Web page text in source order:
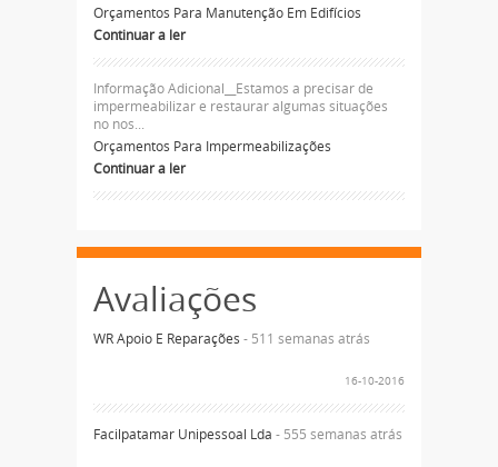
Orçamentos Para Manutenção Em Edifícios
Continuar a ler
Informação Adicional__Estamos a precisar de
impermeabilizar e restaurar algumas situações
no nos...
Orçamentos Para Impermeabilizações
Continuar a ler
Avaliações
WR Apoio E Reparações - 511 semanas atrás
16-10-2016
Facilpatamar Unipessoal Lda - 555 semanas atrás